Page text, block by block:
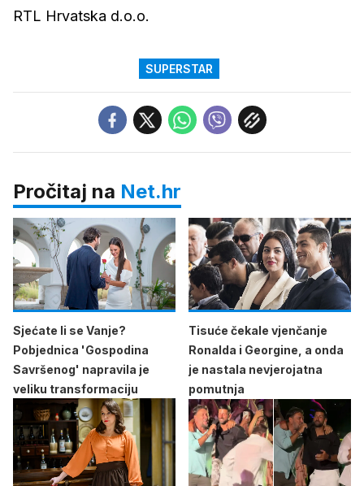
RTL Hrvatska d.o.o.
SUPERSTAR
Pročitaj na Net.hr
Sjećate li se Vanje?
Pobjednica 'Gospodina
Savršenog' napravila je
veliku transformaciju
Tisuće čekale vjenčanje
Ronalda i Georgine, a onda
je nastala nevjerojatna
pomutnja